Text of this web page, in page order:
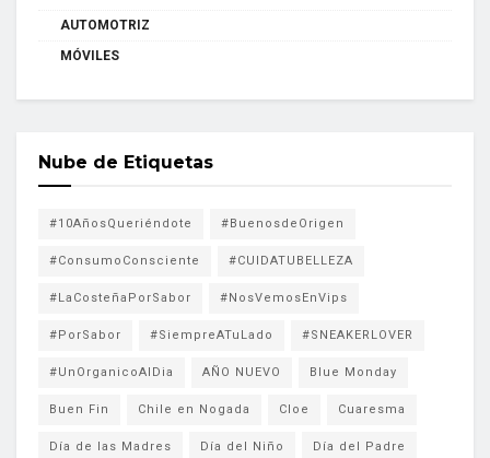
AUTOMOTRIZ
MÓVILES
Nube de Etiquetas
#10AñosQueriéndote #BuenosdeOrigen
#ConsumoConsciente #CUIDATUBELLEZA
#LaCosteñaPorSabor #NosVemosEnVips
#PorSabor #SiempreATuLado #SNEAKERLOVER
#UnOrganicoAlDia AÑO NUEVO Blue Monday
Buen Fin Chile en Nogada Cloe Cuaresma
Día de las Madres Día del Niño Día del Padre